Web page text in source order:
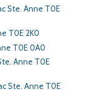
Ste. Anne T0E
T0E 2K0
T0E 0A0
Anne T0E
Ste. Anne T0E